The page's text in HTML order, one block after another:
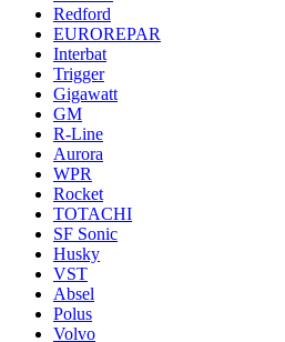
Redford
EUROREPAR
Interbat
Trigger
Gigawatt
GM
R-Line
Aurora
WPR
Rocket
TOTACHI
SF Sonic
Husky
VST
Absel
Polus
Volvo